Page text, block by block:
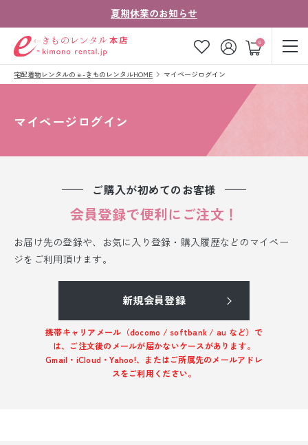
夏期休業のお知らせ
0
ゲスト
お気に入り ログイン
よくあるご質問
お問い合わせ
法人・グループの
お客様はこちら
着物の種類から探す
振袖レンタル
卒業式袴レンタル
宅配着物レンタルのｅ-きものレンタルHOME マイページログイン
マイページログイン
ご購入が初めてのお客様
会員登録で便利にご注文！
お届け先の登録や、お気に入り登録・購入履歴などのマイペー
ジをご利用頂けます。
新規会員登録
携帯キャリアメール（docomo / softbank / au など）で
は、ご注文後のメールが届かないケースがあります。
Gmail・iCloud・Yahoo!、またはご所属先のメールアドレ
スをご利用ください。